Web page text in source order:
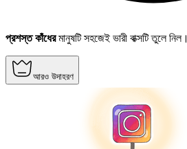
প্রশস্ত কাঁধেরমানুষটি সহজেই ভারী বাক্সটি তুলে নিল।
আরও উদাহরণ